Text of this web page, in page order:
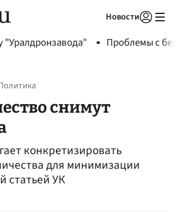
Новости
"Уралдронзавода" Проблемы с
снимут
конкретизировать
для минимизации
статьей УК